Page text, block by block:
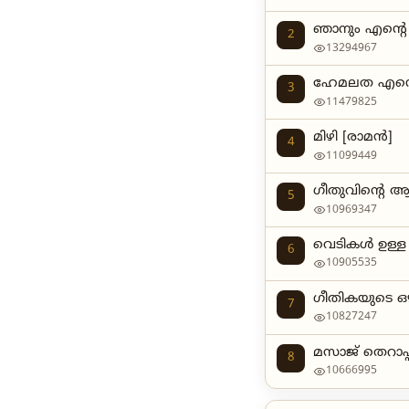
2 ഞാനും എന്‍റെ
13294967
3 ഹേമലത
11479825
4 മിഴി [രാമന്‍]
11099449
5 ഗീതുവിന്റെ
10969347
6 വെടികൾ ഉള്ള
10905535
7 ഗീതികയുടെ
10827247
8 മസാജ്
10666995